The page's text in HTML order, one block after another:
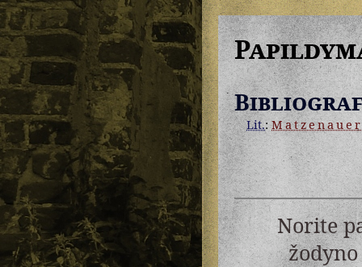
Lit.:Matzenauer
Norite